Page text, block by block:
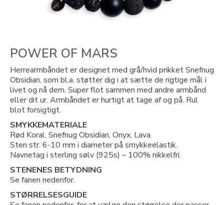
POWER OF MARS
Herrearmbåndet er designet med grå/hvid prikket Snefnug
Obsidian, som bl.a. støtter dig i at sætte de rigtige mål i
livet og nå dem. Super flot sammen med andre armbånd
eller dit ur. Armbåndet er hurtigt at tage af og på. Rul
blot forsigtigt.
SMYKKEMATERIALE
Rød Koral, Snefnug Obsidian, Onyx, Lava.
Sten str. 6-10 mm i diameter på smykkeelastik.
Navnetag i sterling sølv (925s) – 100% nikkelfri.
STENENES BETYDNING
Se fanen nedenfor.
STØRRELSESGUIDE